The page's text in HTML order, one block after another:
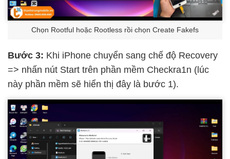
Chọn Rootful hoặc Rootless rồi chọn Create Fakefs
Bước 3: Khi iPhone chuyển sang chế độ Recovery
=> nhấn nút Start trên phần mềm Checkra1n (lúc
này phần mềm sẽ hiển thị đây là bước 1).